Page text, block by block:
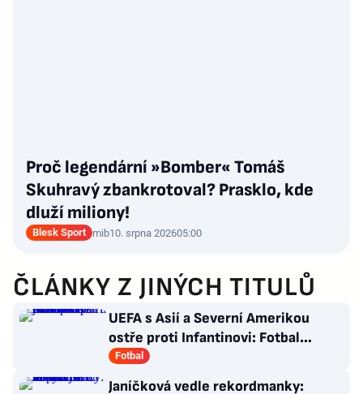
Proč legendární »Bomber« Tomáš
Skuhravý zbankrotoval? Prasklo, kde
dluží miliony!
Blesk Sport mib10. srpna 202605:00
ČLÁNKY Z JINÝCH TITULŮ
UEFA s Asií a Severní Amerikou
ostře proti Infantinovi: Fotbal
nepatří žádnému jednotlivci
Fotbal
Janíčková vedle rekordmanky: